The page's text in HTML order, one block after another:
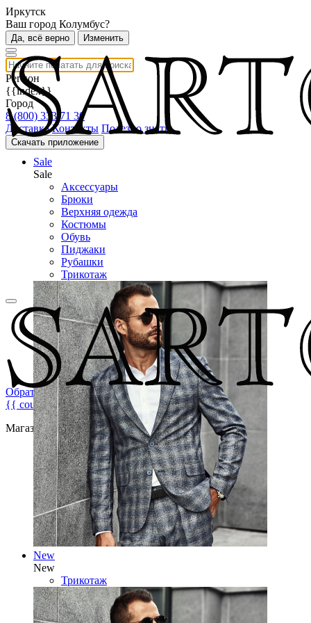
Иркутск
Ваш город Колумбус?
Да, всё верно Изменить
Регион
{{index}}
Город
8 (800) 333 71 30
Доставка Контакты Полезно знать
Скачать приложение
Обратная связь
{{ count }}
Магазин брендовой мужской одежды
Sale
Sale
Аксессуары
Брюки
Верхняя одежда
Костюмы
Обувь
Пиджаки
Рубашки
Трикотаж
New
New
Трикотаж